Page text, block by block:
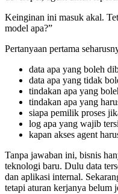
Keinginan ini masuk akal.
model apa?”
Pertanyaan pertama
data apa yang boleh
data apa yang tidak
tindakan apa yang
tindakan apa yang
siapa pemilik proses
log apa yang wajib
kapan akses agent
Tanpa jawaban ini, bisnis
teknologi baru. Dulu data
dan aplikasi internal.
tetapi aturan kerjanya belum